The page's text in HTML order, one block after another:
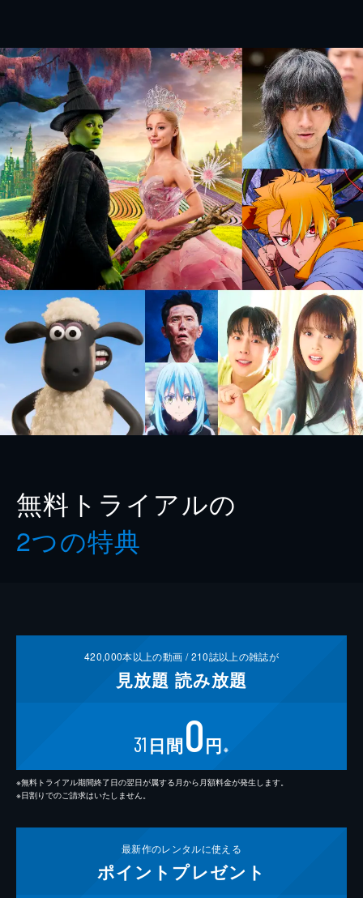
無料トライアルの
2つの特典
420,000本以上の動画 /210誌以上の雑誌が
見放題 読み放題
31 日間0円 ※
※無料トライアル期間終了日の翌日が属する月から月額料金が発生します。
※日割りでのご請求はいたしません。
最新作のレンタルに使える
ポイント プレゼント